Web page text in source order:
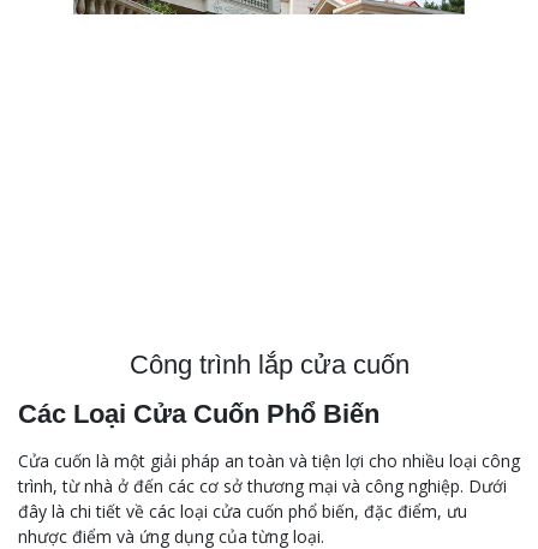
Công trình lắp cửa cuốn
Các Loại Cửa Cuốn Phổ Biến
Cửa cuốn là một giải pháp an toàn và tiện lợi cho nhiều loại công
trình, từ nhà ở đến các cơ sở thương mại và công nghiệp. Dưới
đây là chi tiết về các loại cửa cuốn phổ biến, đặc điểm, ưu
nhược điểm và ứng dụng của từng loại.